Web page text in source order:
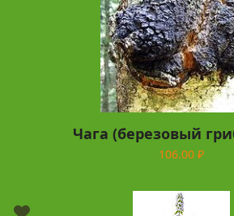
Чага (березовый
106.00 ₽